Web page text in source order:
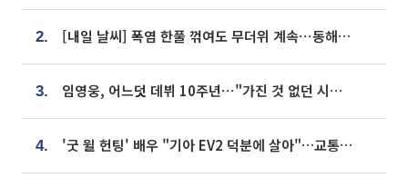
2. [내일 날씨] 폭염 한풀 꺾여도 무더위 계속⋯동해안 이틀 연속 비
3. 임영웅, 어느덧 데뷔 10주년⋯"가진 것 없던 시절, 내 앞엔 20명의 팬뿐"
4. '굿 윌 헌팅' 배우 "기아 EV2 덕분에 살아"…교통사고 후 안전성 극찬